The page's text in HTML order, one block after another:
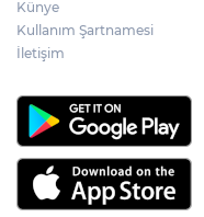
Künye
Kullanım Şartnamesi
İletişim